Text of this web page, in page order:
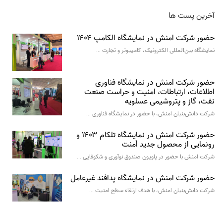
آخرین پست ها
حضور شرکت امنش در نمایشگاه الکامپ ۱۴۰۴
نمایشگاه بین‌المللی الکترونیک، کامپیوتر و تجارت …
حضور شرکت امنش در نمایشگاه فناوری
اطلاعات، ارتباطات، امنیت و حراست صنعت
نفت، گاز و پتروشیمی عسلویه
شرکت دانش‌بنیان امنش، با حضور در نمایشگاه فناوری …
حضور شرکت امنش در نمایشگاه تلکام ۱۴۰۳ و
رونمایی از محصول جدید اَمنت
شرکت امنش با حضور در پاویون صندوق نوآوری و شکوفایی …
حضور شرکت امنش در نمایشگاه پدافند غیرعامل
شرکت دانش‌بنیان امنش، با هدف ارتقاء سطح امنیت …